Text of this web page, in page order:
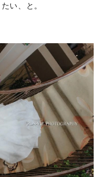
い、と。